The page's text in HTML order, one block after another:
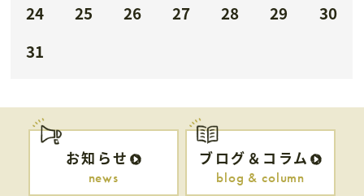
24
25 26 27 28 29
30
31
お知らせ
news
ブログ＆コラム
blog & column